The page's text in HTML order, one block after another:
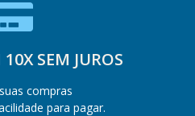
10X SEM JUROS
compras
para pagar.